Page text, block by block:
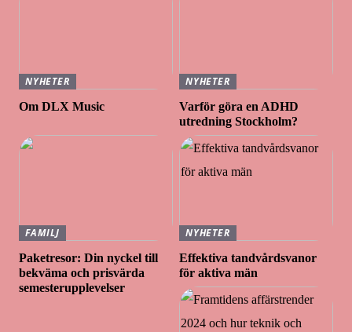
NYHETER
Om DLX Music
NYHETER
Varför göra en ADHD
utredning Stockholm?
FAMILJ
Paketresor: Din nyckel till
bekväma och prisvärda
semesterupplevelser
NYHETER
Effektiva tandvårdsvanor
för aktiva män